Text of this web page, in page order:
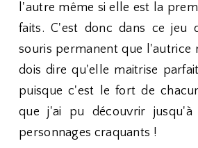
l'autre même si elle est la
faits. C'est donc dans ce jeu
souris permanent que l'autrice
dois dire qu'elle maitrise
puisque c'est le fort de
que j'ai pu découvrir jusqu'à
personnages craquants !